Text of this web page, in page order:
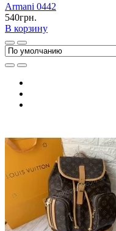
Armani 0442
540грн.
В корзину